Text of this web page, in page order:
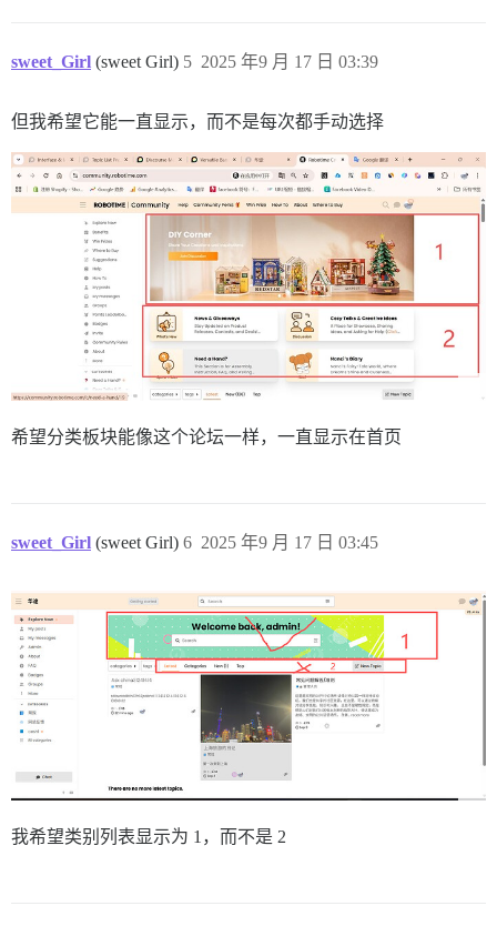
sweet_Girl (sweet Girl) 2025 年9 月 17 日 03:39
5
但我希望它能一直显示，而不是每次都手动选择
希望分类板块能像这个论坛一样，一直显示在首页
sweet_Girl (sweet Girl) 2025 年9 月 17 日 03:45
6
我希望类别列表显示为 1，而不是 2